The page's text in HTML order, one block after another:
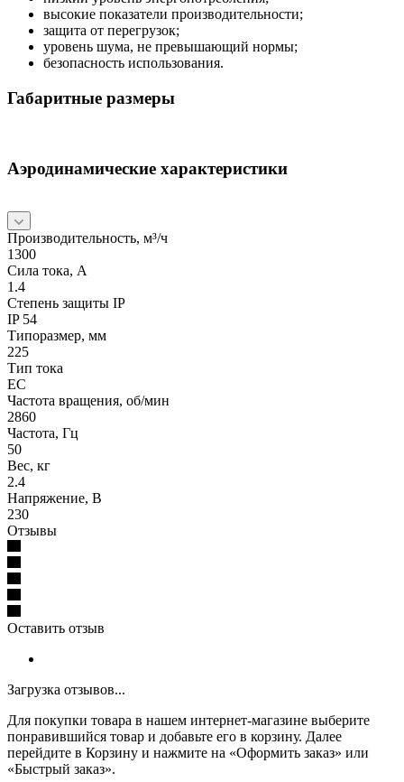
высокие показатели производительности;
защита от перегрузок;
уровень шума, не превышающий нормы;
безопасность использования.
Габаритные размеры
Аэродинамические характеристики
Производительность, м³/ч
1300
Сила тока, А
1.4
Степень защиты IP
IP 54
Типоразмер, мм
225
Тип тока
EC
Частота вращения, об/мин
2860
Частота, Гц
50
Вес, кг
2.4
Напряжение, В
230
Отзывы
Оставить отзыв
Загрузка отзывов...
Для покупки товара в нашем интернет-магазине выберите
понравившийся товар и добавьте его в корзину. Далее
перейдите в Корзину и нажмите на «Оформить заказ» или
«Быстрый заказ».